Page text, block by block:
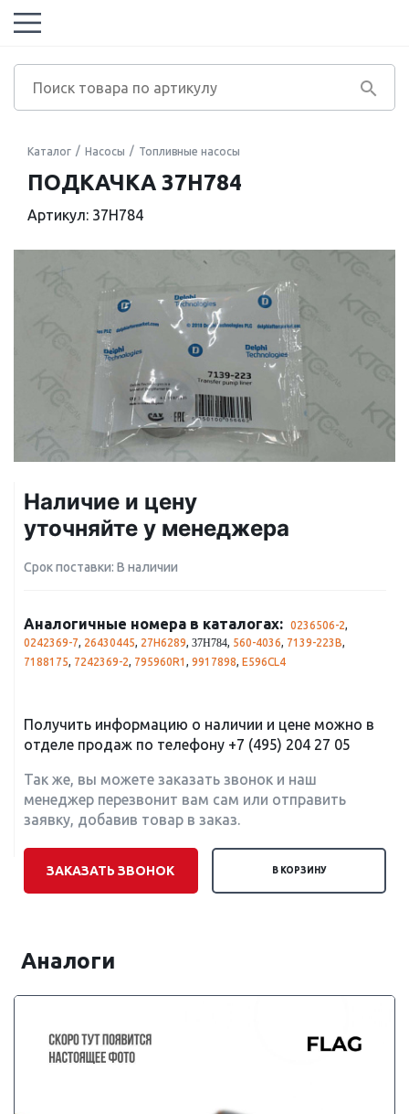
Каталог Насосы Топливные насосы
ПОДКАЧКА 37H784
Артикул: 37H784
Наличие и цену
уточняйте у менеджера
Срок поставки: В наличии
Аналогичные номера в каталогах: 0236506-2,
0242369-7, 26430445, 27H6289, 37H784, 560-4036, 7139-223B,
7188175, 7242369-2, 795960R1 , 9917898, E596CL4
Получить информацию о наличии и цене можно в
отделе продаж по телефону +7 (495) 204 27 05
Так же, вы можете заказать звонок и наш
менеджер перезвонит вам сам или отправить
заявку, добавив товар в заказ.
ЗАКАЗАТЬ ЗВОНОК В КОРЗИНУ
Аналоги